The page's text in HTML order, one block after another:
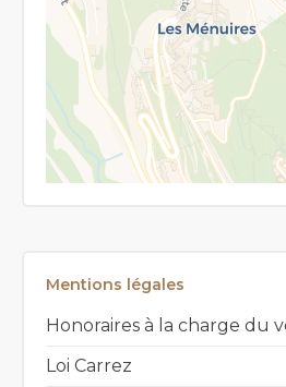
Mentions légales
Honoraires à la charge du
Loi Carrez